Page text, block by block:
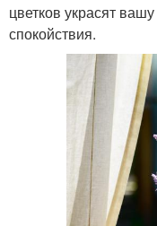
цветков украсят
спокойствия.